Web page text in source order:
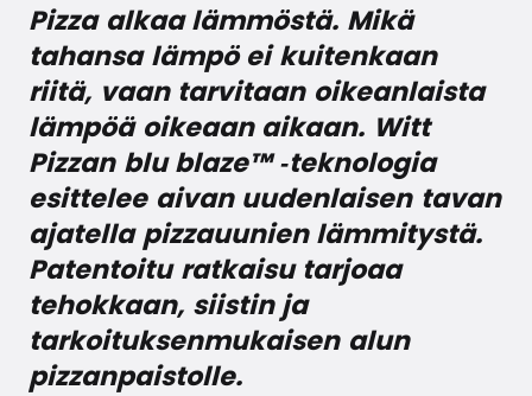
Pizza alkaa lämmöstä. Mikä
tahansa lämpö ei kuitenkaan
riitä, vaan tarvitaan oikeanlaista
lämpöä oikeaan aikaan. Witt
Pizzan blu blaze™ ‑teknologia
esittelee aivan uudenlaisen tavan
ajatella pizzauunien lämmitystä.
Patentoitu ratkaisu tarjoaa
tehokkaan, siistin ja
tarkoituksenmukaisen alun
pizzanpaistolle.